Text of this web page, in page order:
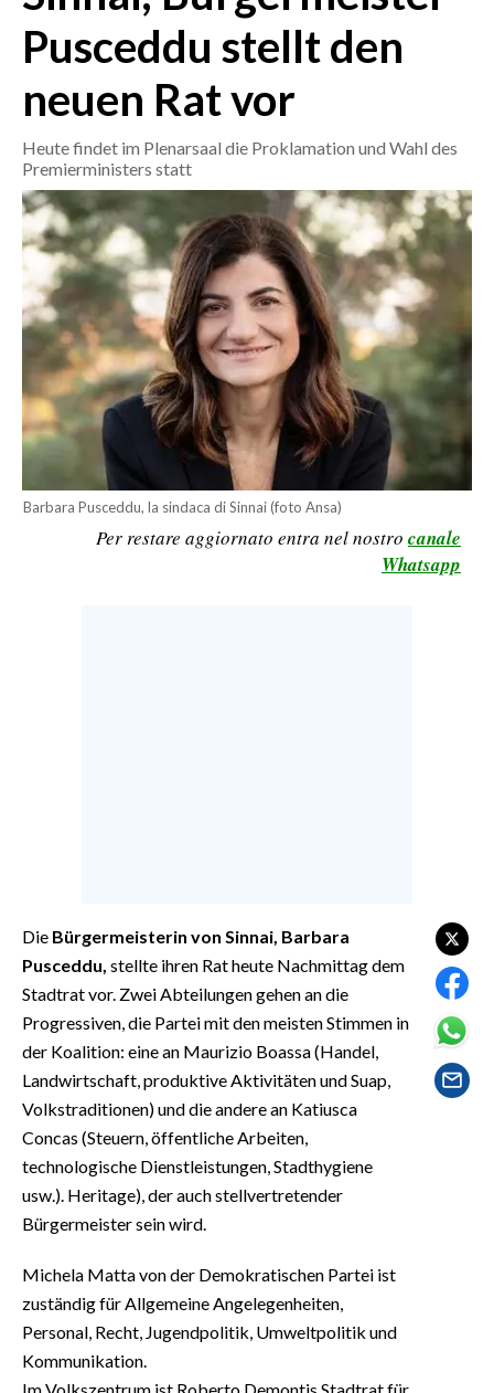
CRONACA
MONDO
POLITICA
ECONOMIA
SERVIZI ALLE IMPRESE
LAVORO
BANDI
SPORT IN SARDEGNA
SPORT
RISULTATI E CLASSIFICHE
SARDI NEL MONDO
NOTIZIE
EVENTI
#CARAUNIONE
INSULARITÀ
FOTO
ABBONATI
ANNUNCI
NECROLOGI
Pusceddu stellt den
neuen Rat vor
Heute findet im Plenarsaal die Proklamation und Wahl des
Premierministers statt
Barbara Pusceddu, la sindaca di Sinnai (foto Ansa)
Per restare aggiornato entra nel nostro canale
Whatsapp
Die Bürgermeisterin von Sinnai, Barbara
Pusceddu, stellte ihren Rat heute Nachmittag dem
Stadtrat vor. Zwei Abteilungen gehen an die
Progressiven, die Partei mit den meisten Stimmen in
der Koalition: eine an Maurizio Boassa (Handel,
Landwirtschaft, produktive Aktivitäten und Suap,
Volkstraditionen) und die andere an Katiusca
Concas (Steuern, öffentliche Arbeiten,
technologische Dienstleistungen, Stadthygiene
usw.). Heritage), der auch stellvertretender
Bürgermeister sein wird.
Michela Matta von der Demokratischen Partei ist
zuständig für Allgemeine Angelegenheiten,
Personal, Recht, Jugendpolitik, Umweltpolitik und
Kommunikation.